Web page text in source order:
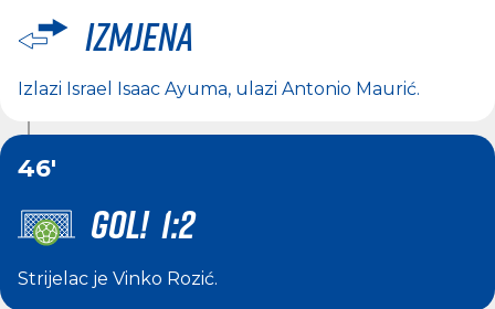
Izmjena
Izlazi Israel Isaac Ayuma, ulazi Antonio Maurić.
46'
GOL! 1:2
Strijelac je Vinko Rozić.